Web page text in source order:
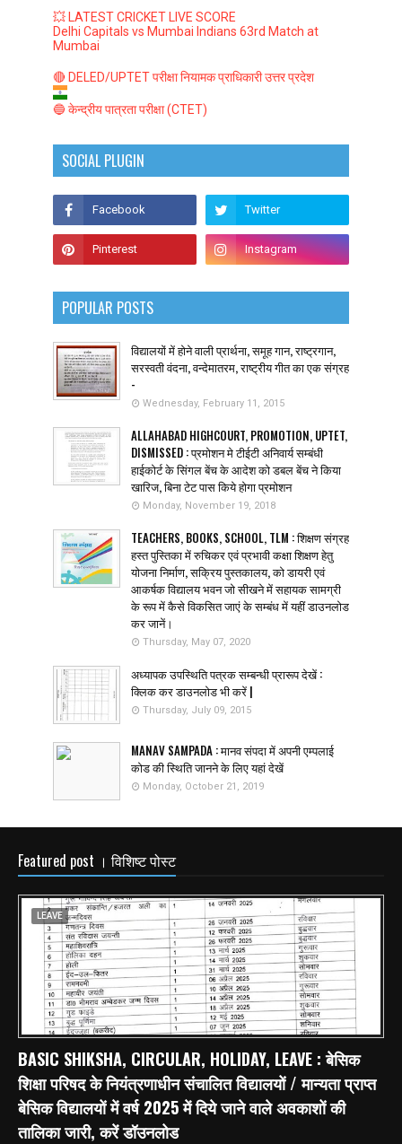
💥 LATEST CRICKET LIVE SCORE
Delhi Capitals vs Mumbai Indians 63rd Match at
Mumbai
🔴 DELED/UPTET परीक्षा नियामक प्राधिकारी उत्तर प्रदेश
🔵 केन्द्रीय पात्रता परीक्षा (CTET)
SOCIAL PLUGIN
POPULAR POSTS
विद्यालयों में होने वाली प्रार्थना, समूह गान, राष्ट्रगान,
सरस्वती वंदना, वन्देमातरम, राष्ट्रीय गीत का एक संग्रह
-
Wednesday, February 11, 2015
ALLAHABAD HIGHCOURT, PROMOTION, UPTET,
DISMISSED : प्रमोशन मे टीईटी अनिवार्य सम्बंधी
हाईकोर्ट के सिंगल बेंच के आदेश को डबल बेंच ने किया
खारिज, बिना टेट पास किये होगा प्रमोशन
Monday, November 19, 2018
TEACHERS, BOOKS, SCHOOL, TLM : शिक्षण संग्रह
हस्त पुस्तिका में रुचिकर एवं प्रभावी कक्षा शिक्षण हेतु
योजना निर्माण, सक्रिय पुस्तकालय, को डायरी एवं
आकर्षक विद्यालय भवन जो सीखने में सहायक सामग्री
के रूप में कैसे विकसित जाएं के सम्बंध में यहीं डाउनलोड
कर जानें।
Thursday, May 07, 2020
अध्यापक उपस्थिति पत्रक सम्बन्धी प्रारूप देखें :
क्लिक कर डाउनलोड भी करें |
Thursday, July 09, 2015
MANAV SAMPADA : मानव संपदा में अपनी एम्पलाई
कोड की स्थिति जानने के लिए यहां देखें
Monday, October 21, 2019
Featured post । विशिष्ट पोस्ट
LEAVE
BASIC SHIKSHA, CIRCULAR, HOLIDAY, LEAVE : बेसिक
शिक्षा परिषद के नियंत्रणाधीन संचालित विद्यालयों / मान्यता प्राप्त
बेसिक विद्यालयों में वर्ष 2025 में दिये जाने वाले अवकाशों की
तालिका जारी, करें डॉउनलोड